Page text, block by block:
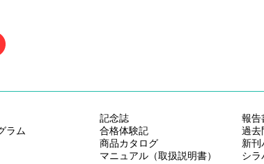
A4サイズ・カラー 各種用紙を更に値下げしました
カラー）A4／B5サイズ さらに値下げしました
A4・B5変形サイズ（モノクロ） さらに値下げしました
カラー）A4、B5、A5サイズ（5,000部まで）更に値下げし
B5サイズの用紙「サテン金藤90～135kg」を値下げしまし
綴じ・モノクロ 全部数・全用紙・全納期 を値下げしまし
記念誌
報告
ラム 合格体験記
過去
商品カタログ
新刊
マニュアル（取扱説明書）
シラ